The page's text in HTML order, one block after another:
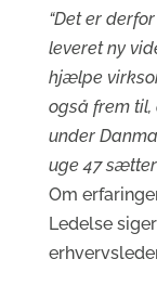
“Det er
leveret ny
hjælpe
også frem
under
uge 47
Om
Ledelse